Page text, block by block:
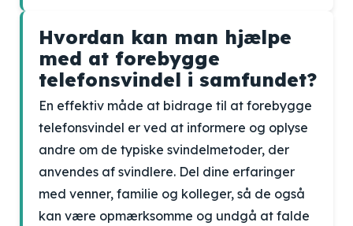
Hvordan kan man hjælpe
med at forebygge
telefonsvindel i samfundet?
En effektiv måde at bidrage til at forebygge
telefonsvindel er ved at informere og oplyse
andre om de typiske svindelmetoder, der
anvendes af svindlere. Del dine erfaringer
med venner, familie og kolleger, så de også
kan være opmærksomme og undgå at falde